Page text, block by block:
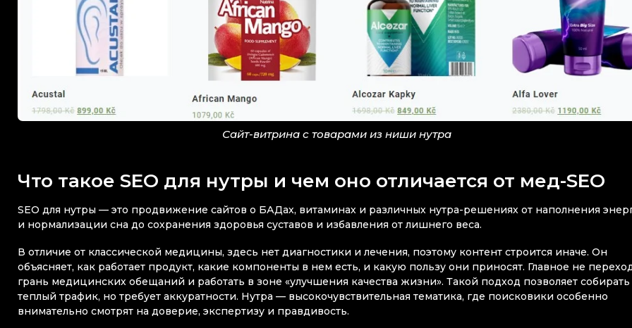
Сайт-витрина с товарами из ниши нутра
Что такое SEO для нутры и чем оно отличается от мед-SEO
SEO для нутры — это продвижение сайтов о БАДах, витаминах и различных нутра-решениях от наполнения
и нормализации сна до сохранения здоровья суставов и избавления от лишнего веса.
В отличие от классической медицины, здесь нет диагностики и лечения, поэтому контент строится иначе. Он
объясняет, как работает продукт, какие компоненты в нем есть, и какую пользу они приносят. Главное не
грань медицинских обещаний и работать в зоне «улучшения качества жизни». Такой подход позволяет собирать
теплый трафик, но требует аккуратности. Нутра — высокочувствительная тематика, где поисковики особенно
внимательно смотрят на доверие, экспертизу и правдивость.